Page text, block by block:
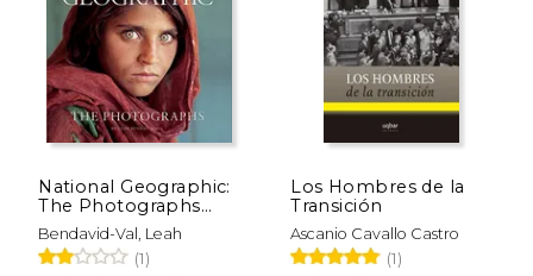
National Geographic:
The Photographs
(National Geographic
Collectors Series) (en
Inglés)
Bendavid-Val, Leah
(1)
Los Hombres de la
Transición
Ascanio Cavallo Castro
(1)